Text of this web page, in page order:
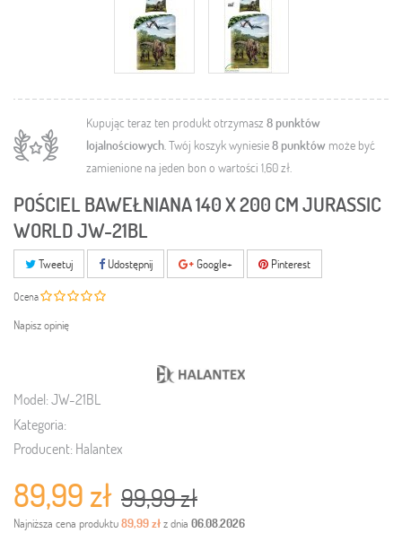
Kupując teraz ten produkt otrzymasz 8punktów
lojalnościowych. Twój koszyk wyniesie8punktów może być
zamienione na jeden bon o wartości 1,60 zł.
POŚCIEL BAWEŁNIANA 140 X 200 CM JURASSIC
WORLD JW-21BL
Tweetuj Udostępnij Google+ Pinterest
Ocena
Napisz opinię
Model:JW-21BL
Kategoria:
Producent: Halantex
89,99 zł 99,99 zł
Najniższa cena produktu89,99 złz dnia 06.08.2026